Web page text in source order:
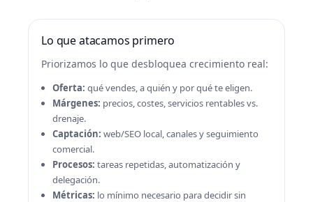
Lo que atacamos primero
Priorizamos lo que desbloquea crecimiento real:
Oferta: qué vendes, a quién y por qué te eligen.
Márgenes: precios, costes, servicios rentables vs.
drenaje.
Captación: web/SEO local, canales y seguimiento
comercial.
Procesos: tareas repetidas, automatización y
delegación.
Métricas: lo mínimo necesario para decidir sin